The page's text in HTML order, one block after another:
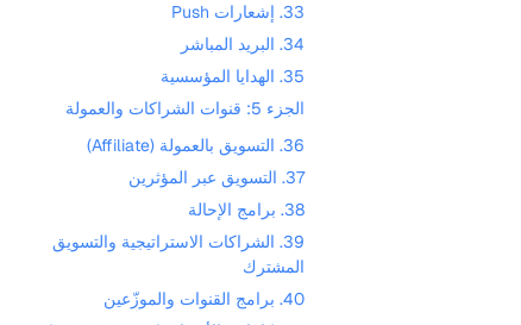
33. إشعارات Push
34. البريد المباشر
35. الهدايا المؤسسية
الجزء 5: قنوات الشراكات والعمولة
36. التسويق بالعمولة (Affiliate)
37. التسويق عبر المؤثرين
38. برامج الإحالة
39. الشراكات الاستراتيجية والتسويق
المشترك
40. برامج القنوات والموزّعين